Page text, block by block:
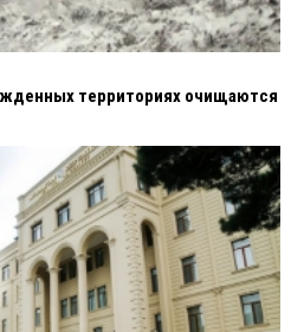
территориях очищаются